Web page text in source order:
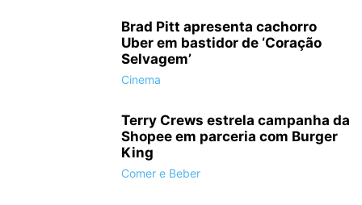
Brad Pitt apresenta cachorro
Uber em bastidor de ‘Coração
Selvagem’
Cinema
Terry Crews estrela campanha da
Shopee em parceria com Burger
King
Comer e Beber